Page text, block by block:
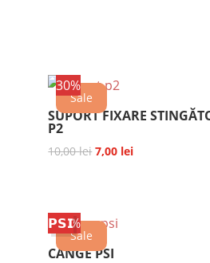
30%
Sale
SUPORT FIXARE
P2
10,00leiPrețul
10,00 lei.
7,00 leiPrețul
20%
𝗣𝗦𝗜
Sale
CANGE PSI